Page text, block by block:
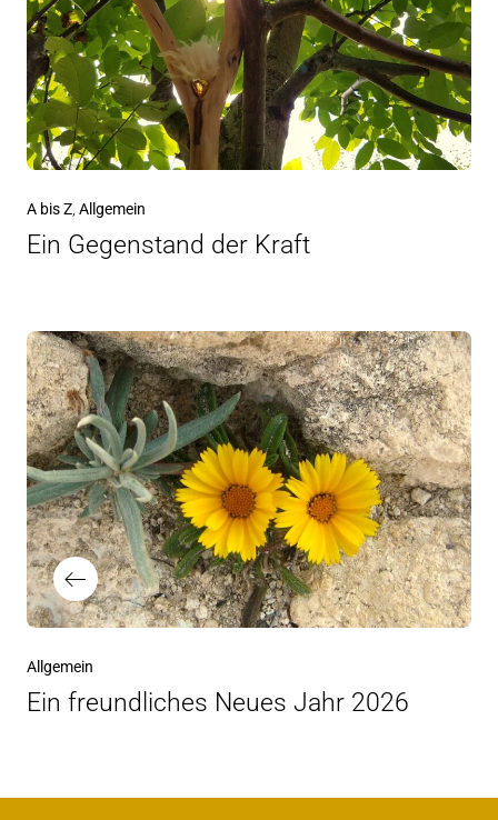
A bis Z Allgemein
Ein Gegenstand der Kraft
Beitragsnavigation
Vorheriger
Beitrag
Allgemein
Ein freundliches Neues Jahr 2026